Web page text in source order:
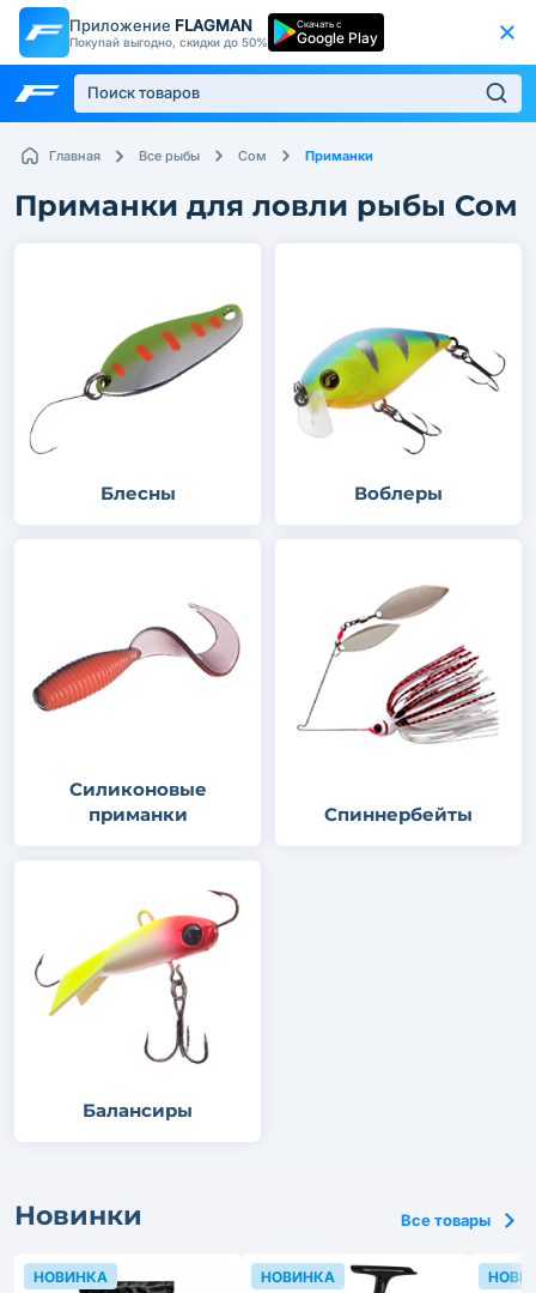
Приложение FLAGMAN
Покупай выгодно, скидки до 50%
Скачать с
Google Play
Главная Все рыбы Сом Приманки
Приманки для ловли рыбы Сом
Блесны Воблеры
Силиконовые
приманки
Спиннербейты
Балансиры
Новинки Все товары
НОВИНКА НОВИНКА